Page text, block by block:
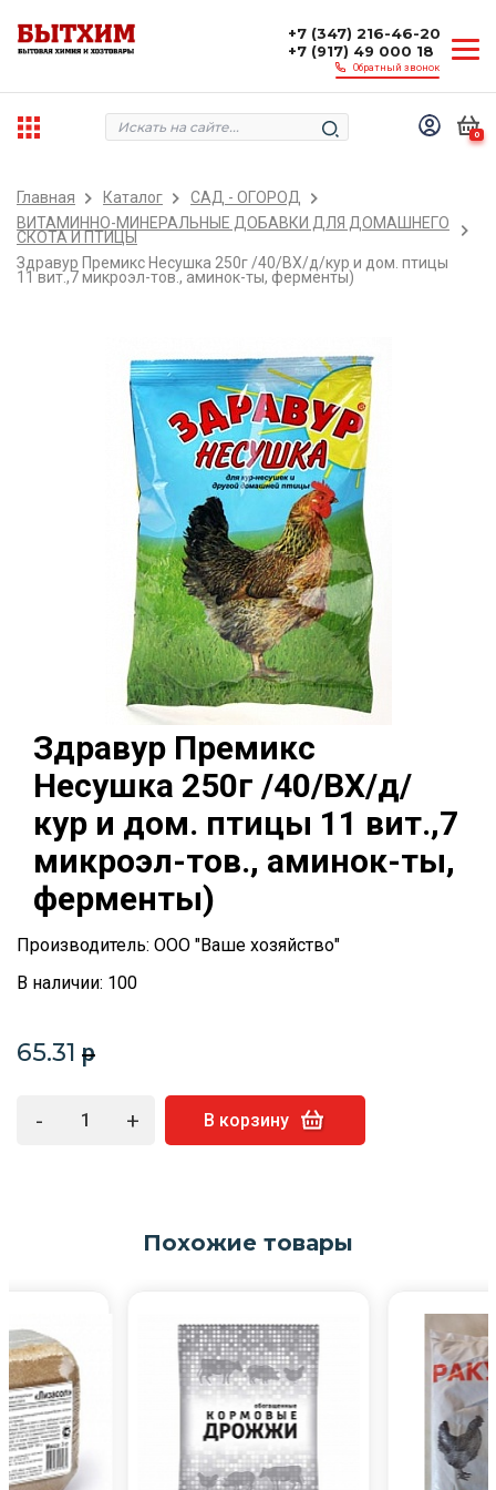
+7 (347) 216-46-20
+7 (917) 49 000 18
Обратный звонок
0
Главная Каталог
САД - ОГОРОД
ВИТАМИННО-МИНЕРАЛЬНЫЕ ДОБАВКИ ДЛЯ ДОМАШНЕГО
СКОТА И ПТИЦЫ
Здравур Премикс Несушка 250г /40/ВХ/д/кур и дом. птицы
11 вит.,7 микроэл-тов., аминок-ты, ферменты)
Здравур Премикс
Несушка 250г /40/ВХ/д/
кур и дом. птицы 11 вит.,7
микроэл-тов., аминок-ты,
ферменты)
Производитель: ООО "Ваше хозяйство"
В наличии: 100
65.31 p
- + В корзину
Похожие товары